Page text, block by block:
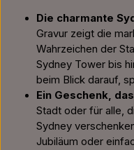
Die charmante
Gravur zeigt die
Wahrzeichen der
Sydney Tower bis
beim Blick darauf,
Ein Geschenk,
Stadt oder für alle,
Sydney
Jubiläum oder